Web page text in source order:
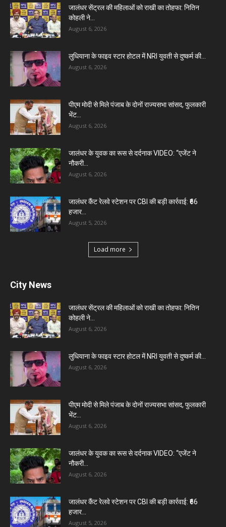
जालंधर सेंट्रल की महिलाओं को राखी का तोहफा: नितिन
कोहली ने...
August 6, 2026
लुधियाना के फाइव स्टार होटल में NRI युवती से दुष्कर्म की...
August 6, 2026
पीएम मोदी से मिले पंजाब के दोनों राज्यसभा सांसद, फुलकारी
भेंट...
August 6, 2026
जालंधर के युवक का रूस से दर्दनाक VIDEO: “एजेंट ने
नौकरी...
August 6, 2026
जालंधर कैंट रेलवे स्टेशन पर CBI की बड़ी कार्रवाई: ₹66
हजार...
August 5, 2026
Load more
City News
जालंधर सेंट्रल की महिलाओं को राखी का तोहफा: नितिन
कोहली ने...
August 6, 2026
लुधियाना के फाइव स्टार होटल में NRI युवती से दुष्कर्म की...
August 6, 2026
पीएम मोदी से मिले पंजाब के दोनों राज्यसभा सांसद, फुलकारी
भेंट...
August 6, 2026
जालंधर के युवक का रूस से दर्दनाक VIDEO: “एजेंट ने
नौकरी...
August 6, 2026
जालंधर कैंट रेलवे स्टेशन पर CBI की बड़ी कार्रवाई: ₹66
हजार...
August 5, 2026